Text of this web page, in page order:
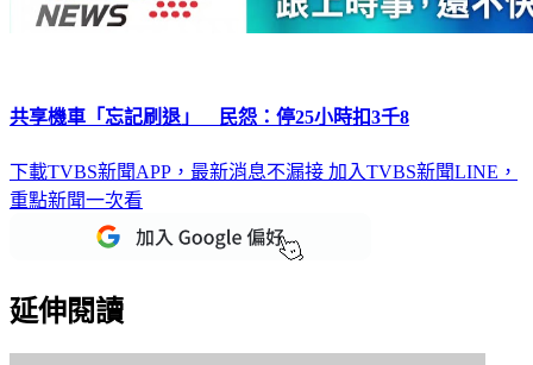
共享機車「忘記刷退」 民怨：停25小時扣3千8
下載TVBS新聞APP，最新消息不漏接 加入TVBS新聞LINE，
重點新聞一次看
延伸閱讀